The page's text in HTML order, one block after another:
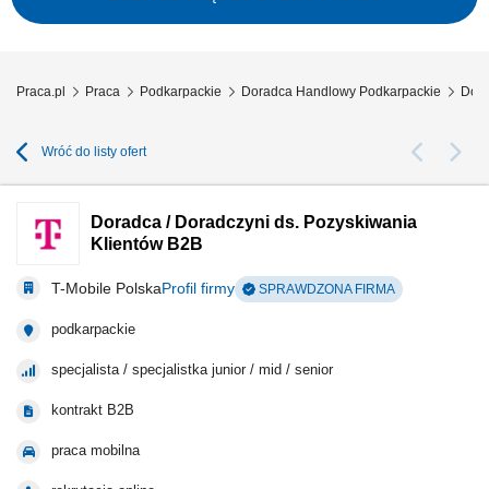
rynku i proponowanie usprawnień wspierających rozwój sprzedaży,
aktywne pozyskiwanie nowych rynków...
Praca.pl Praca Podkarpackie Doradca Handlowy Podkarpackie
Wróć do listy ofert
Doradca / Doradczyni ds. Pozyskiwania
Klientów B2B
T-Mobile PolskaProfil firmy SPRAWDZONA FIRMA
podkarpackie
specjalista / specjalistka junior / mid / senior
kontrakt B2B
praca mobilna